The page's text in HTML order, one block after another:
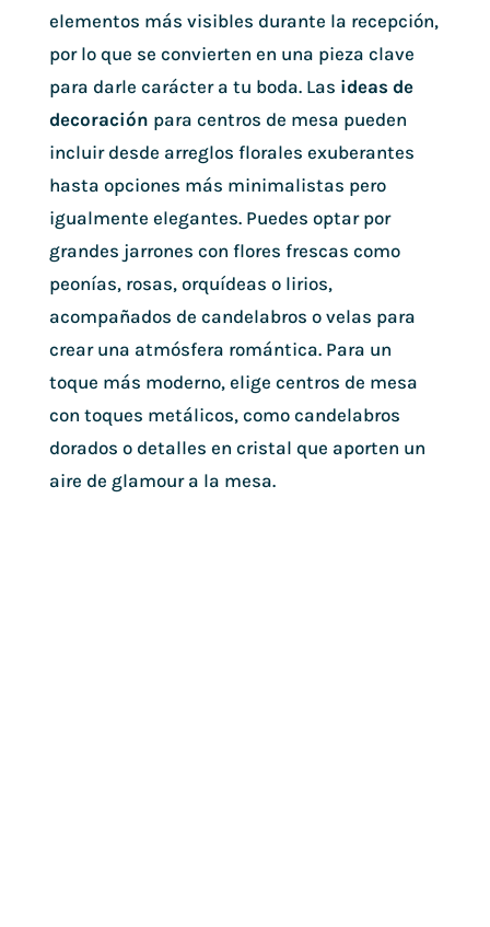
elementos más visibles durante la recepción,
por lo que se convierten en una pieza clave
para darle carácter a tu boda. Las ideas de
decoración para centros de mesa pueden
incluir desde arreglos florales exuberantes
hasta opciones más minimalistas pero
igualmente elegantes. Puedes optar por
grandes jarrones con flores frescas como
peonías, rosas, orquídeas o lirios,
acompañados de candelabros o velas para
crear una atmósfera romántica. Para un
toque más moderno, elige centros de mesa
con toques metálicos, como candelabros
dorados o detalles en cristal que aporten un
aire de glamour a la mesa.